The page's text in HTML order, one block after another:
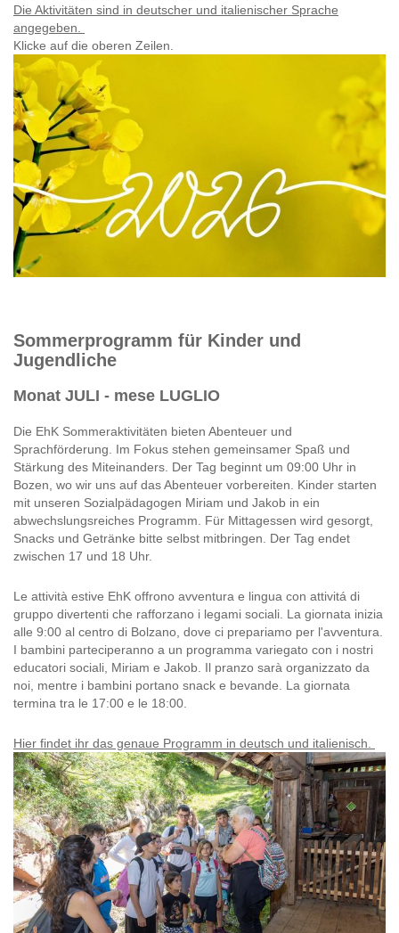
Die Aktivitäten sind in deutscher und italienischer Sprache
angegeben.
Klicke auf die oberen Zeilen.
Sommerprogramm für Kinder und
Jugendliche
Monat JULI - mese LUGLIO
Die EhK Sommeraktivitäten bieten Abenteuer und
Sprachförderung. Im Fokus stehen gemeinsamer Spaß und
Stärkung des Miteinanders. Der Tag beginnt um 09:00 Uhr in
Bozen, wo wir uns auf das Abenteuer vorbereiten. Kinder starten
mit unseren Sozialpädagogen Miriam und Jakob in ein
abwechslungsreiches Programm. Für Mittagessen wird gesorgt,
Snacks und Getränke bitte selbst mitbringen. Der Tag endet
zwischen 17 und 18 Uhr.
Le attività estive EhK offrono avventura e lingua con attivitá di
gruppo divertenti che rafforzano i legami sociali. La giornata inizia
alle 9:00 al centro di Bolzano, dove ci prepariamo per l'avventura.
I bambini parteciperanno a un programma variegato con i nostri
educatori sociali, Miriam e Jakob. Il pranzo sarà organizzato da
noi, mentre i bambini portano snack e bevande. La giornata
termina tra le 17:00 e le 18:00.
Hier findet ihr das genaue Programm in deutsch und italienisch.